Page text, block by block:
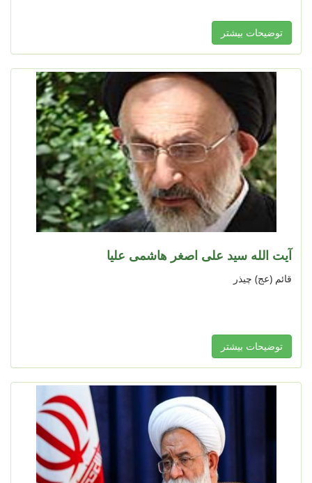
توضیحات بیشتر
آیت الله سید علی اصغر هاشمی علیا
قائم (عج) چیذر
توضیحات بیشتر